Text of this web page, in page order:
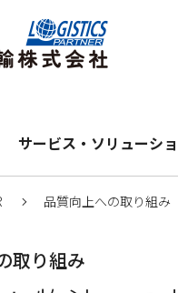
サービス・ソリューシ
品質向上への取り組
取り組み